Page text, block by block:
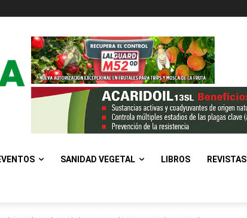
SANIDAD VEGETAL LIBROS REVISTAS